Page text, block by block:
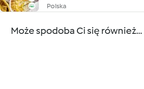
Polska
Może spodoba Ci się również...